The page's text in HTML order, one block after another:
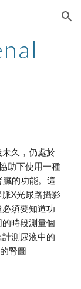
Skip to navigation
久，仍處於
助下使用一種
的功能。這
X光尿路攝影
須要知道功
時段測量個
測尿液中的
腎圖